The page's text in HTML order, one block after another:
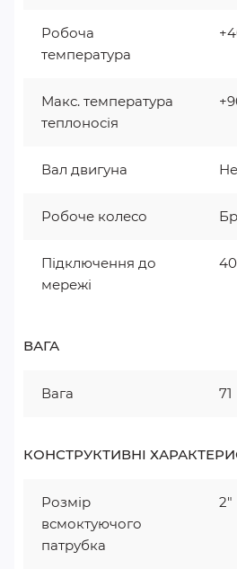
Робоча
температура
Макс. температура
теплоносія
Вал двигуна
Робоче колесо
Підключення до
мережі
ВАГА
Вага 71
КОНСТРУКТИВНІ
Розмір
всмоктуючого
патрубка
2"